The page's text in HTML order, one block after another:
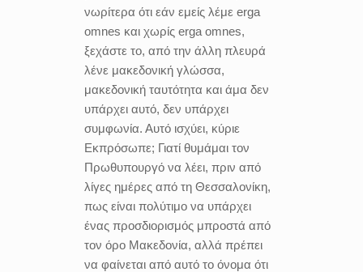
νωρίτερα ότι εάν εμείς λέμε erga
omnes και χωρίς erga omnes,
ξεχάστε το, από την άλλη πλευρά
λένε μακεδονική γλώσσα,
μακεδονική ταυτότητα και άμα δεν
υπάρχει αυτό, δεν υπάρχει
συμφωνία. Αυτό ισχύει, κύριε
Εκπρόσωπε; Γιατί θυμάμαι τον
Πρωθυπουργό να λέει, πριν από
λίγες ημέρες από τη Θεσσαλονίκη,
πως είναι πολύτιμο να υπάρχει
ένας προσδιορισμός μπροστά από
τον όρο Μακεδονία, αλλά πρέπει
να φαίνεται από αυτό το όνομα ότι